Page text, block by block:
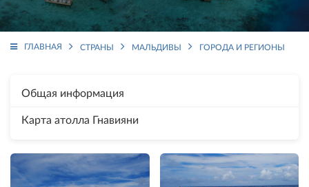
ГЛАВНАЯ СТРАНЫ МАЛЬДИВЫ ГОРОДА И РЕГИОНЫ
Общая информация
Карта атолла Гнавияни